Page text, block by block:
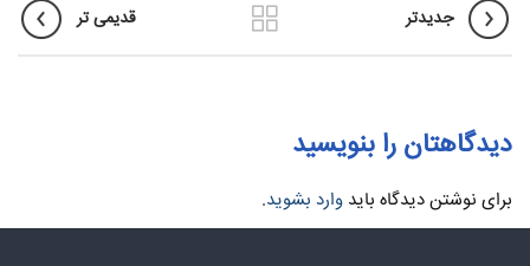
جدیدتر قدیمی تر
دیدگاهتان را بنویسید
برای نوشتن دیدگاه باید وارد بشوید.